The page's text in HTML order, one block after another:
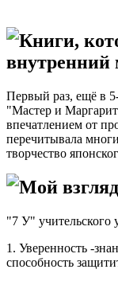
Книги,
внутренний
Первый раз, ещё в
"Мастер и
впечатлением от
перечитывала
творчество
Мой
"7 У" учительского
1. Уверенность -
способность